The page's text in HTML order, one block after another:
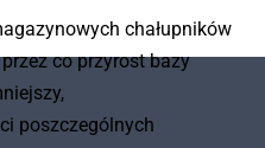
chałupników
co przyrost bazy
poszczególnych